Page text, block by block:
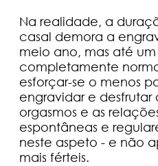
Na realidade, a
casal demora a
meio ano, mas até
completamente
esforçar-se o menos
engravidar e desfrutar
orgasmos e as
espontâneas e
neste aspeto - e não
mais férteis.